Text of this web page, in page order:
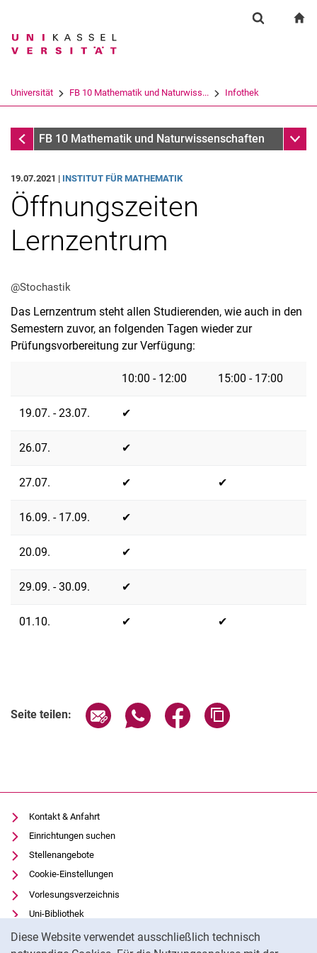
Springe direkt zu: Inhalt
Springe direkt zu: Suche
Springe direkt zu:
Diese Website verwendet ausschließlich technisch
Suchbegriff
Suchen (öffnet externen Link in einem
Universität FB 10 Mathematik und Naturwiss... Infothek
InfothekFB 10 Mathematik und Naturwissenschaften
19.07.2021 | INSTITUT FÜR MATHEMATIK
Öffnungszeiten
Lernzentrum
@Stochastik
Das Lernzentrum steht allen Studierenden, wie auch in den
Semestern zuvor, an folgenden Tagen wieder zur
Prüfungsvorbereitung zur Verfügung:
10:00 - 12:00 15:00 - 17:00
19.07. - 23.07. ✔
26.07. ✔
27.07. ✔ ✔
16.09. - 17.09. ✔
20.09. ✔
29.09. - 30.09. ✔
01.10. ✔ ✔
Seite teilen: Seite über E-Mail teilen
Seite über WhatsApp teilen
Seite über Facebook
Kontakt & Anfahrt
Einrichtungen suchen
Stellenangebote
Cookie-Einstellungen
Vorlesungsverzeichnis
Uni-Bibliothek
Moodle